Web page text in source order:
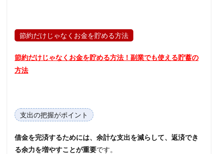
節約だけじゃなくお金を貯める方法
節約だけじゃなくお金を貯める方法！副業でも使える貯蓄の
方法
支出の把握がポイント
借金を完済するためには、余計な支出を減らして、返済でき
る余力を増やすことが重要です。